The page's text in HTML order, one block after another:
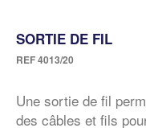
SORTIE DE FIL
REF4013/20
Une sortie de fil
des câbles et fils